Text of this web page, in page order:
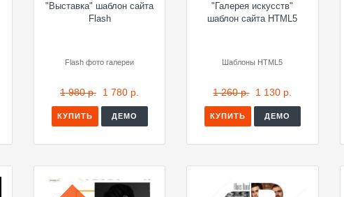
"Выставка" шаблон сайта
Flash
Flash фото галереи
1 980 р. 1 780 р.
КУПИТЬ ДЕМО
"Галерея искусств"
шаблон сайта HTML5
Шаблоны HTML5
1 260 р. 1 130 р.
КУПИТЬ ДЕМО